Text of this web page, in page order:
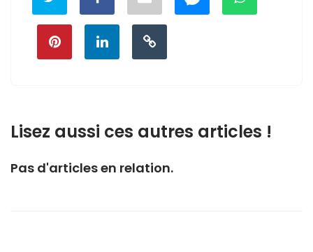
Lisez aussi ces autres articles !
Pas d'articles en relation.